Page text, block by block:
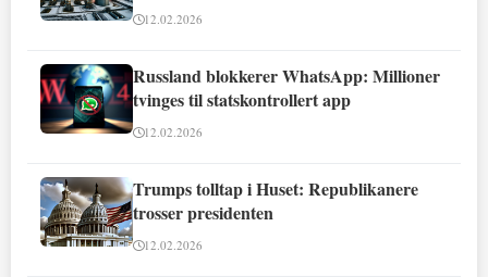
12.02.2026
Russland blokkerer WhatsApp: Millioner
tvinges til statskontrollert app
12.02.2026
Trumps tolltap i Huset: Republikanere
trosser presidenten
12.02.2026